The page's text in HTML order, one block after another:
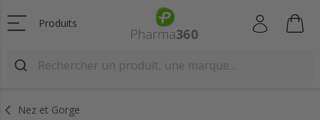
Produits
Nez et Gorge